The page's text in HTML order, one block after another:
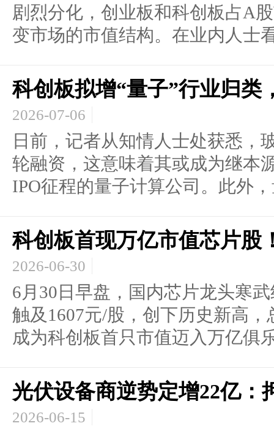
剧烈分化，创业板和科创板占A
变市场的市值结构。在业内人士
科创板拟增“量子”行业归类
2026-07-06
日前，记者从知情人士处获悉，
轮融资，这意味着其或成为继本
IPO征程的量子计算公司。此外
科创板首现万亿市值芯片股
2026-06-30
6月30日早盘，国内芯片龙头寒
触及1607元/股，创下历史新高
成为科创板首只市值迈入万亿俱
光伏设备商逆势定增22亿：
2026-06-15